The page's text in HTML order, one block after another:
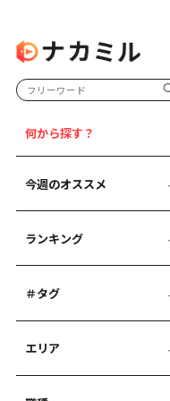
何から探す？
今週のオススメ
ランキング
＃タグ
エリア